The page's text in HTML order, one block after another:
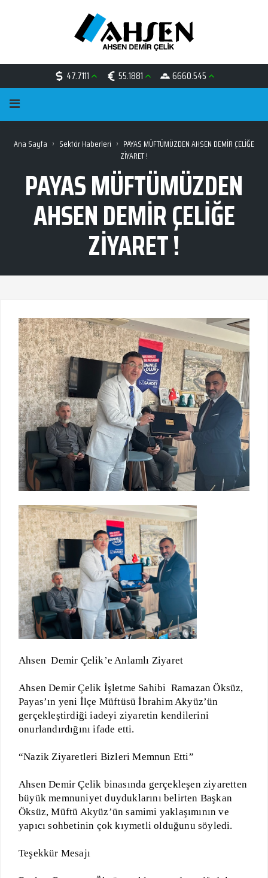
47.7111 55.1881 6660.545
Ana Sayfa › Sektör Haberleri › PAYAS MÜFTÜMÜZDEN AHSEN DEMİR ÇELİĞE
ZİYARET !
PAYAS MÜFTÜMÜZDEN
AHSEN DEMİR ÇELİĞE
ZİYARET !
Ahsen Demir Çelik’e Anlamlı Ziyaret
Ahsen Demir Çelik İşletme Sahibi Ramazan Öksüz,
Payas’ın yeni İlçe Müftüsü İbrahim Akyüz’ün
gerçekleştirdiği iadeyi ziyaretin kendilerini
onurlandırdığını ifade etti.
“Nazik Ziyaretleri Bizleri Memnun Etti”
Ahsen Demir Çelik binasında gerçekleşen ziyaretten
büyük memnuniyet duyduklarını belirten Başkan
Öksüz, Müftü Akyüz’ün samimi yaklaşımının ve
yapıcı sohbetinin çok kıymetli olduğunu söyledi.
Teşekkür Mesajı